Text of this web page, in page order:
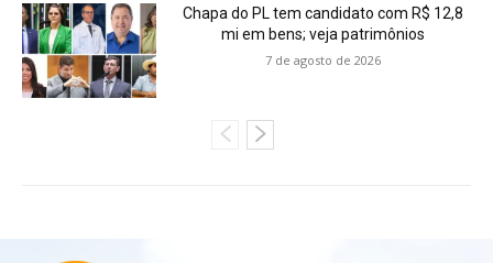
Chapa do PL tem candidato com R$ 12,8
mi em bens; veja patrimônios
7 de agosto de 2026